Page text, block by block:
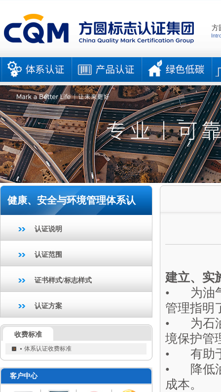
方
健康、安全与环境管理体系认
认证说明
认证范围
证书样式/标志样式
认证方案
收费标准
体系认证收费标准
客户中心
建立、实
• 为油气
管理指明
• 为石油
境保护管
• 有助于
• 降低油
成本。